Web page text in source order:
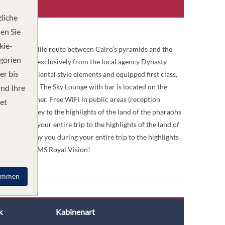
entire Nile route between Cairo’s pyramids and the
de luxe) exclusively from the local agency Dynasty
with oriental style elements and equipped first class,
service. The Sky Lounge with bar is located on the
corner. Free WiFi in public areas (reception
your journey to the highlights of the land of the pharaohs
you during your entire trip to the highlights of the land of
accompany you during your entire trip to the highlights
to the MS Royal Vision!
Kabinenart
Sie
bis
Ihre